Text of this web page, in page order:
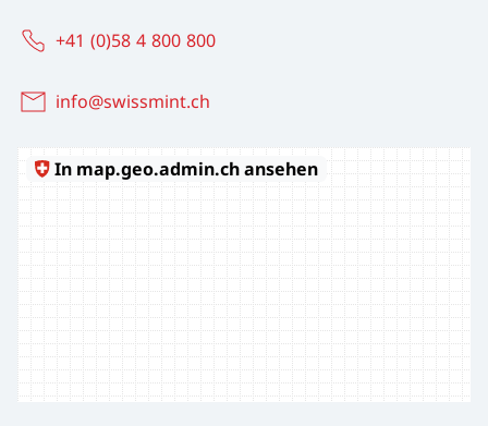
+41 (0)58 4 800 800
info@swissmint.ch